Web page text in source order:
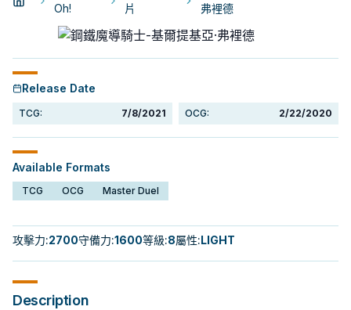
Oh!
片
弗裡德
Release Date
TCG: 7/8/2021 OCG: 2/22/2020
Available Formats
TCG OCG Master Duel
攻擊力:2700守備力:1600等級:8屬性:LIGHT
Description